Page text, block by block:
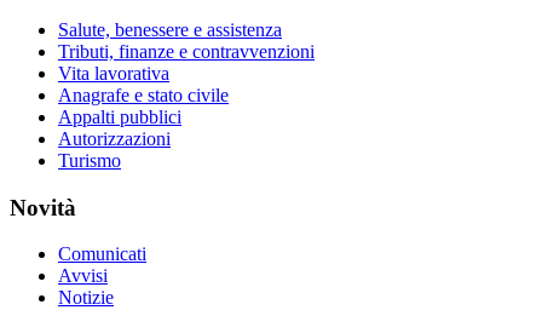
Salute, benessere e assistenza
Tributi, finanze e contravvenzioni
Vita lavorativa
Anagrafe e stato civile
Appalti pubblici
Autorizzazioni
Turismo
Novità
Comunicati
Avvisi
Notizie